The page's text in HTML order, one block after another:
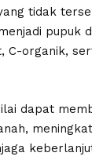
tidak
pupuk
C-organik,
dapat